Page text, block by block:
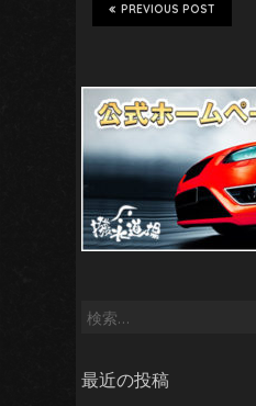
PREVIOUS POST
検
最近の投稿